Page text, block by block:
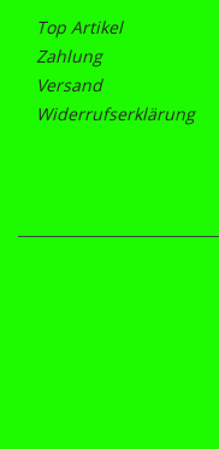
Top Artikel
Zahlung
Versand
Widerrufserklärung